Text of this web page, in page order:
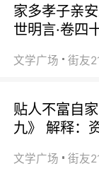
家多孝子亲
世明言·卷四
文学广场
贴人不富自
九》 解释：
文学广场